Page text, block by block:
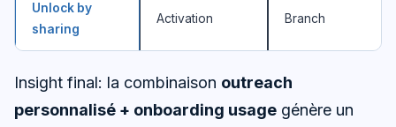
Unlock by
sharing
Activation Branch
Insight final: la combinaison outreach
personnalisé + onboarding usage génère un